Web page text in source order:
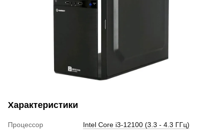
Характеристики
Процессор
Intel Core i3-12100 (3.3 - 4.3 ГГц)